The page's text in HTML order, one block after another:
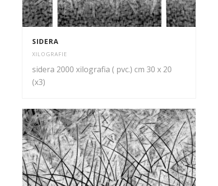
SIDERA
XILOGRAFIE
sidera 2000 xilografia ( pvc.) cm 30 x 20
(x3)